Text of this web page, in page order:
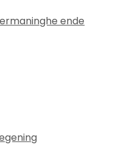
ende